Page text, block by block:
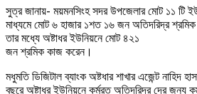
সুত্র জানায়- ময়মনসিংহ সদর উপজেলার মোট ১১ টি
মাধ্যমে মোট ৬ হাজার ১শত ১৬ জন অতিদরিদ্র
তার মধ্যে অষ্টাধর ইউনিয়নে মোট ৪২১
জন শ্রমিক কাজ করেন।
মধুমতি ডিজিটাল ব্যাংক অষ্টধার শাখার এজেন্ট নাহিদ
বছরে অষ্টাধর ইউনিয়নে কর্মরত অতিদরিদ্র দের জন্য